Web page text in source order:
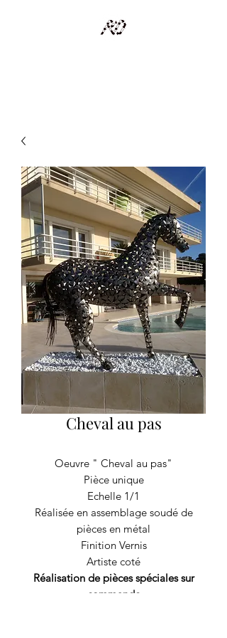
Cheval au pas
Oeuvre " Cheval au pas"
Pièce unique
Echelle 1/1
Réalisée en assemblage soudé de
pièces en métal
Finition Vernis
Artiste coté
Réalisation de pièces spéciales sur
commande